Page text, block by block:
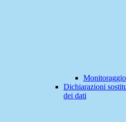
Dichiarazioni
dei dati